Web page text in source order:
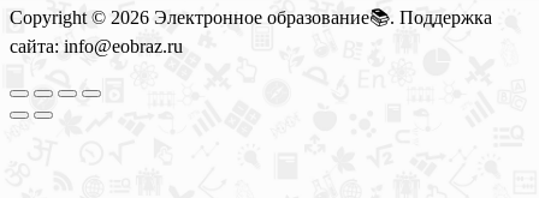
Copyright © 2026 Электронное образование📚. Поддержка
сайта: info@eobraz.ru